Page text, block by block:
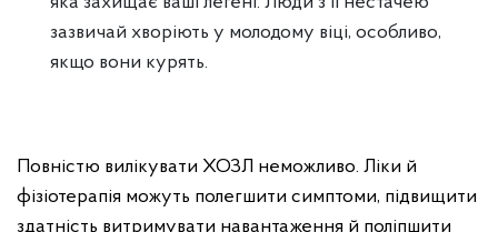
зазвичай хворіють у молодому віці, особливо,
якщо вони курять.
Повністю вилікувати ХОЗЛ неможливо. Ліки й
фізіотерапія можуть полегшити симптоми, підвищити
здатність витримувати навантаження й поліпшити